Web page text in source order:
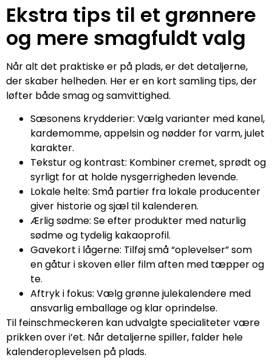
Ekstra tips til et grønnere
og mere smagfuldt valg
Når alt det praktiske er på plads, er det detaljerne,
der skaber helheden. Her er en kort samling tips, der
løfter både smag og samvittighed.
Sæsonens krydderier: Vælg varianter med kanel,
kardemomme, appelsin og nødder for varm, julet
karakter.
Tekstur og kontrast: Kombiner cremet, sprødt og
syrligt for at holde nysgerrigheden levende.
Lokale helte: Små partier fra lokale producenter
giver historie og sjæl til kalenderen.
Ærlig sødme: Se efter produkter med naturlig
sødme og tydelig kakaoprofil.
Gavekort i lågerne: Tilføj små “oplevelser” som
en gåtur i skoven eller film aften med tæpper og
te.
Aftryk i fokus: Vælg grønne julekalendere med
ansvarlig emballage og klar oprindelse.
Til feinschmeckeren kan udvalgte specialiteter være
prikken over i’et. Når detaljerne spiller, falder hele
kalenderoplevelsen på plads.